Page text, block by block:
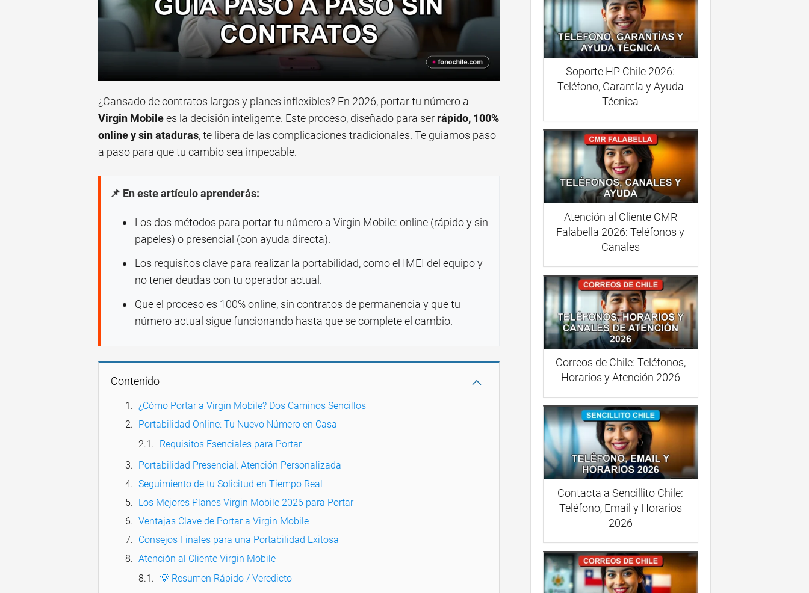
¿Cansado de contratos largos y planes inflexibles? En 2026, portar tu número a
Virgin Mobilees la decisión inteligente. Este proceso, diseñado para ser rápido, 100%
online y sin ataduras, te libera de las complicaciones tradicionales. Te guiamos paso
a paso para que tu cambio sea impecable.
📌 En este artículo aprenderás:
Los dos métodos para portar tu número a Virgin Mobile: online (rápido y sin
papeles) o presencial (con ayuda directa).
Los requisitos clave para realizar la portabilidad, como el IMEI del equipo y
no tener deudas con tu operador actual.
Que el proceso es 100% online, sin contratos de permanencia y que tu
número actual sigue funcionando hasta que se complete el cambio.
Contenido
¿Cómo Portar a Virgin Mobile? Dos Caminos Sencillos
Portabilidad Online: Tu Nuevo Número en Casa
Requisitos Esenciales para Portar
Portabilidad Presencial: Atención Personalizada
Seguimiento de tu Solicitud en Tiempo Real
Los Mejores Planes Virgin Mobile 2026 para Portar
Ventajas Clave de Portar a Virgin Mobile
Consejos Finales para una Portabilidad Exitosa
Atención al Cliente Virgin Mobile
💡 Resumen Rápido / Veredicto
Soporte HP Chile 2026:
Teléfono, Garantía y Ayuda
Técnica
Atención al Cliente CMR
Falabella 2026: Teléfonos y
Canales
Correos de Chile: Teléfonos,
Horarios y Atención 2026
Contacta a Sencillito Chile:
Teléfono, Email y Horarios
2026